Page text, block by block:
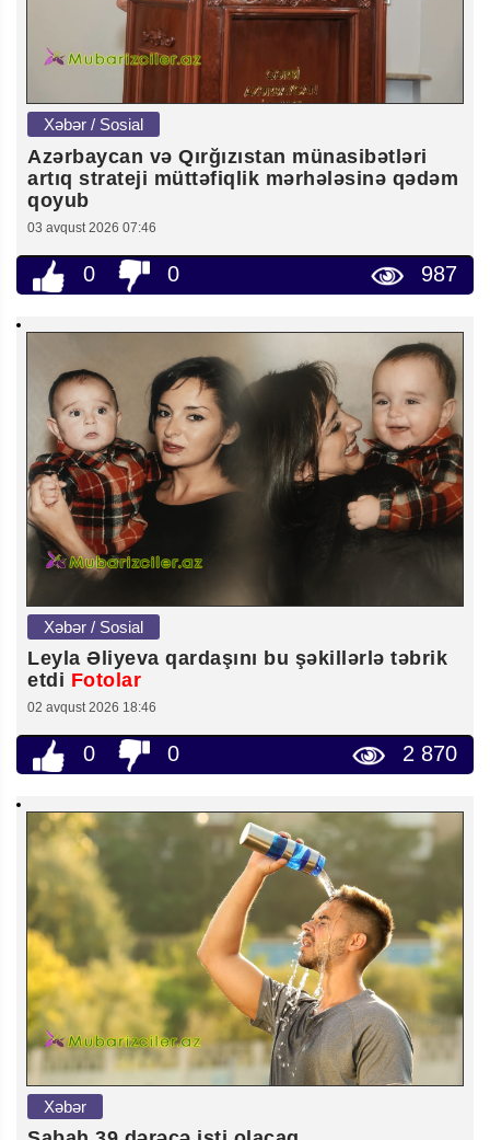
Xəbər / Sosial
Azərbaycan və Qırğızıstan münasibətləri
artıq strateji müttəfiqlik mərhələsinə qədəm
qoyub
03 avqust 2026 07:46
0 0 987
Xəbər / Sosial
Leyla Əliyeva qardaşını bu şəkillərlə təbrik
etdi Fotolar
02 avqust 2026 18:46
0 0 2 870
Xəbər